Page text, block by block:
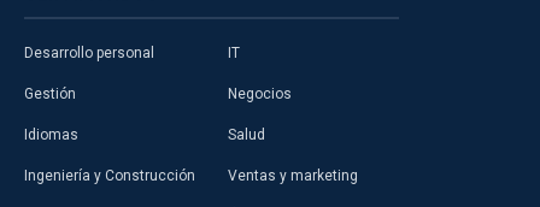
Desarrollo personal
Gestión
Idiomas
Ingeniería y Construcción
IT
Negocios
Salud
Ventas y marketing